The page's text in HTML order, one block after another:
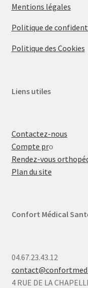
Mentions légales
Politique de
Politique des Cookies
Liens utiles
Contactez-nous
Compte pro
Rendez-vous
Plan du site
Confort Médical
04.67.23.43.12
4 RUE DE LA